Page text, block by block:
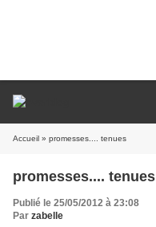
Accueil » promesses.... tenues
promesses.... tenues
Publié le 25/05/2012 à 23:08
Par zabelle